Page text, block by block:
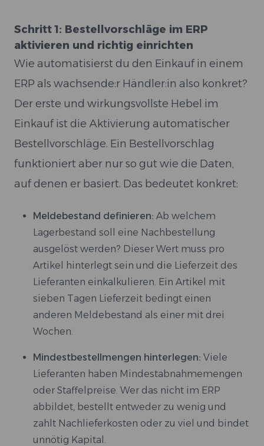
Schritt 1: Bestellvorschläge im ERP
aktivieren und richtig einrichten
Wie automatisierst du den Einkauf in einem
ERP als wachsende:r Händler:in also konkret?
Der erste und wirkungsvollste Hebel im
Einkauf ist die Aktivierung automatischer
Bestellvorschläge. Ein Bestellvorschlag
funktioniert aber nur so gut wie die Daten,
auf denen er basiert. Das bedeutet konkret:
Meldebestand definieren: Ab welchem
Lagerbestand soll eine Nachbestellung
ausgelöst werden? Dieser Wert muss pro
Artikel hinterlegt sein und die Lieferzeit des
Lieferanten einkalkulieren. Ein Artikel mit
sieben Tagen Lieferzeit bedingt einen
anderen Meldebestand als einer mit drei
Wochen.
Mindestbestellmengen hinterlegen: Viele
Lieferanten haben Mindestabnahmemengen
oder Staffelpreise. Wer das nicht im ERP
abbildet, bestellt entweder zu wenig und
zahlt Nachlieferkosten oder zu viel und bindet
unnötig Kapital.